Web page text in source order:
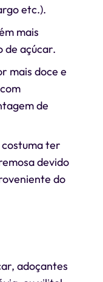
etc.).
mais
de açúcar.
mais doce e
de
ter
devido
do
adoçantes